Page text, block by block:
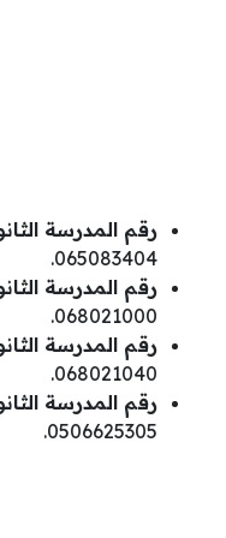
رقم المدرسة
رقم المدرسة
068021000.
رقم المدرسة
068021040.
رقم المدرسة
0506625305.